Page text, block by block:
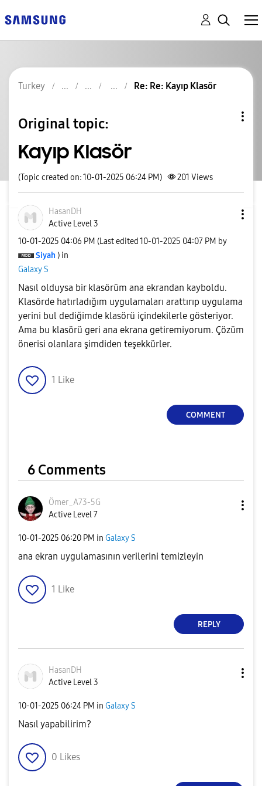
Turkey Re: Re: Kayıp Klasör
Original topic:
Kayıp Klasör
(Topic created on: 10-01-2025 06:24 PM) 201 Views
HasanDH
Active Level 3
‎10-01-2025 04:06 PM (Last edited ‎10-01-2025 04:07 PM by
Siyah ) in
Galaxy S
Nasıl olduysa bir klasörüm ana ekrandan kayboldu.
Klasörde hatırladığım uygulamaları arattırıp uygulama
yerini bul dediğimde klasörü içindekilerle gösteriyor.
Ama bu klasörü geri ana ekrana getiremiyorum. Çözüm
önerisi olanlara şimdiden teşekkürler.
1 Like
COMMENT
6 Comments
Ömer_A73-5G
Active Level 7
‎10-01-2025 06:20 PM in Galaxy S
ana ekran uygulamasının verilerini temizleyin
1 Like
REPLY
HasanDH
Active Level 3
‎10-01-2025 06:24 PM in Galaxy S
Nasıl yapabilirim?
0 Likes